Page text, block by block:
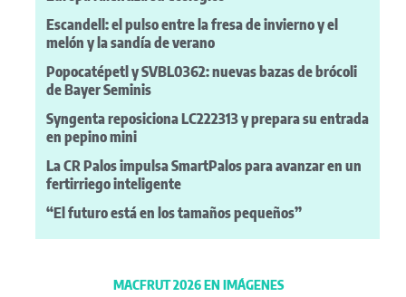
Escandell: el pulso entre la fresa de invierno y el
melón y la sandía de verano
Popocatépetl y SVBL0362: nuevas bazas de brócoli
de Bayer Seminis
Syngenta reposiciona LC222313 y prepara su entrada
en pepino mini
La CR Palos impulsa SmartPalos para avanzar en un
fertirriego inteligente
“El futuro está en los tamaños pequeños”
MACFRUT 2026 EN IMÁGENES